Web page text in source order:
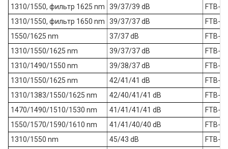
1310/1550, фильтр 1625 nm
39/37/39 dB
FTB-
1310/1550, фильтр 1650 nm
39/37/37 dB
FTB-
1550/1625 nm
37/37 dB
FTB-
1310/1550/1625 nm
39/37/37 dB
FTB-
1310/1490/1550 nm
39/38/37 dB
FTB-
1310/1550/1625 nm
42/41/41 dB
FTB-
1310/1383/1550/1625 nm
42/40/41/41 dB
FTB-
1470/1490/1510/1530 nm
41/41/41/41 dB
FTB-
1550/1570/1590/1610 nm
41/41/40/40 dB
FTB-
1310/1550 nm
45/43 dB
FTB-